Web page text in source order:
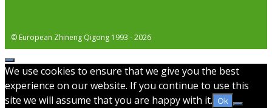
© European Zhineng Qigong 1993 - 2026
Stäng
We use cookies to ensure that we give you the best
experience on our website. If you continue to use this
site we will assume that you are happy with it. Ok